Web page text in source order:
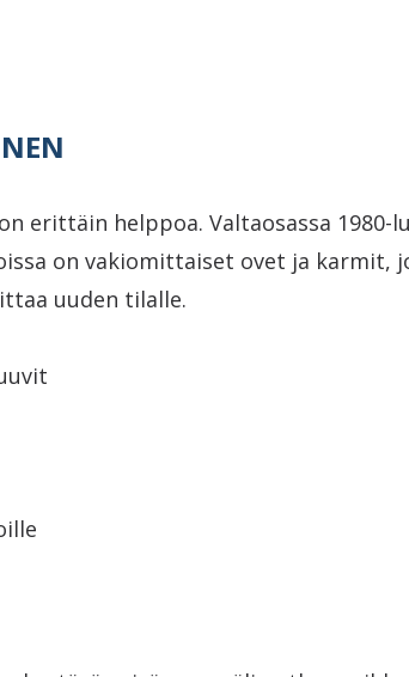
erittäin helppoa. Valtaosassa 1980-
on vakiomittaiset ovet ja karmit,
uuden tilalle.